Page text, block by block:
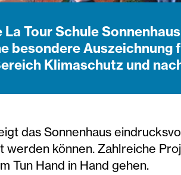
Tour Schule
besondere Auszeichnung
Klimaschutz und
das Sonnenhaus
können. Zahlreiche
Tun Hand in Hand gehen.